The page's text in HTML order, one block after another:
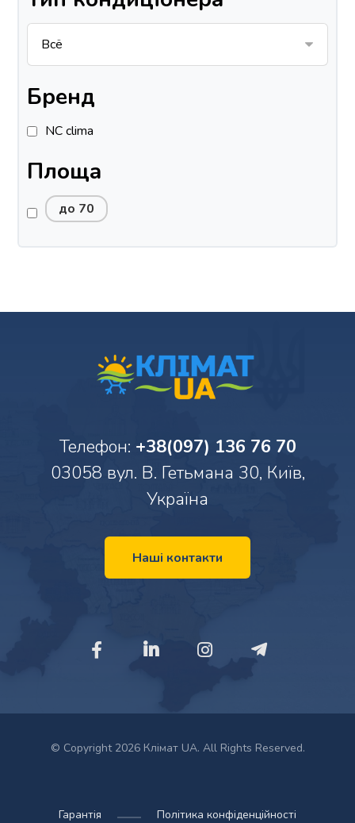
Бренд
NC clima
Площа
до 70
Телефон: +38(097) 136 76 70
03058 вул. В. Гетьмана 30, Київ,
Україна
Наші контакти
© Copyright 2026 Клімат UA. All Rights Reserved.
Політика конфіденційності
Гарантія